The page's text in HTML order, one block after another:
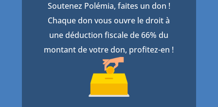
Soutenez Polémia, faites un don !
Chaque don vous ouvre le droit à
une déduction fiscale de 66% du
montant de votre don, profitez-en !